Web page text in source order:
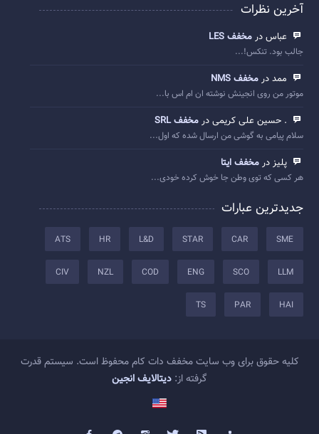
آخرین نظرات
عباس در مخفف LES
جالب بود. تنکس!...
ممد در مخفف NMS
موتور من روی انجینش نوشته ان ام اس با...
. حسین علی کریمی در مخفف SRL
سلام پیامی به گوشی من ارسال شده که اول...
پلیز در مخفف ایتا
هر کسی که توی وطن جا خوش کرده خودی...
جدیدترین عبارات
SME
CAR
STAR
L&D
HR
ATS
LLM
SCO
ENG
COD
NZL
CIV
HAI
PAR
TS
کلیه حقوق برای وب سایت مخفف دات کام محفوظ است. سیستم قدرت
گرفته از: دیتالایف انجین